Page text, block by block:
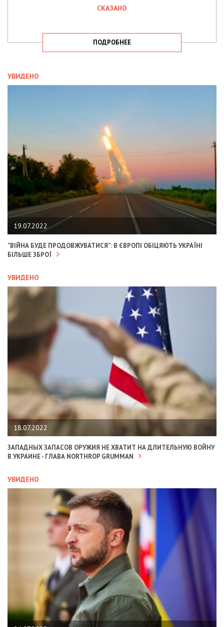
СКАЗАНО
ПОДРОБНЕЕ
УВИДЕНО
19.07.2022
"ВІЙНА БУДЕ ПРОДОВЖУВАТИСЯ": В ЄВРОПІ ОБІЦЯЮТЬ УКРАЇНІ
БІЛЬШЕ ЗБРОЇ
УВИДЕНО
18.07.2022
ЗАПАДНЫХ ЗАПАСОВ ОРУЖИЯ НЕ ХВАТИТ НА ДЛИТЕЛЬНУЮ ВОЙНУ
В УКРАИНЕ - ГЛАВА NORTHROP GRUMMAN
УВИДЕНО